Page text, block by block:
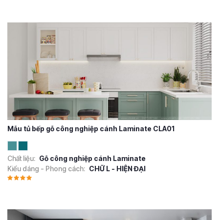
Mẫu tủ bếp gỗ công nghiệp cánh Laminate CLA01
Chất liệu: Gỗ công nghiệp cánh Laminate
Kiểu dáng - Phong cách: CHỮ L - HIỆN ĐẠI